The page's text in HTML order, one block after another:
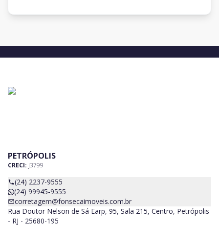
PETRÓPOLIS
CRECI: J3799
(24) 2237-9555
(24) 99945-9555
corretagem@fonsecaimoveis.com.br
Rua Doutor Nelson de Sá Earp, 95, Sala 215, Centro, Petrópolis
- RJ - 25680-195